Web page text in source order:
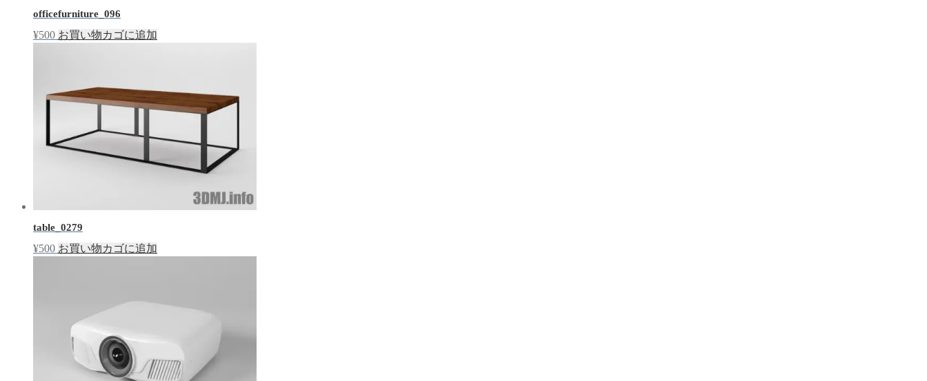
officefurniture_096
¥500 お買い物カゴに追加
table_0279
¥500 お買い物カゴに追加